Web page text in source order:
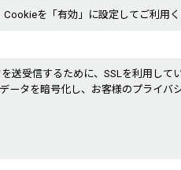
を「有効」に設定してご利用く
送受信するために、SSLを利用してい
ータを暗号化し、お客様のプライバ